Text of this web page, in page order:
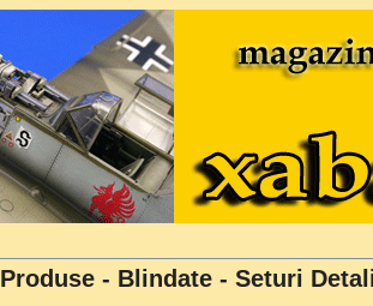
Produse - Blindate - Seturi